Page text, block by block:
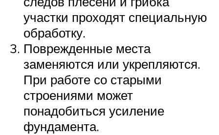
участки проходят специальную
обработку.
Поврежденные места
заменяются или укрепляются.
При работе со старыми
строениями может
понадобиться усиление
фундамента.